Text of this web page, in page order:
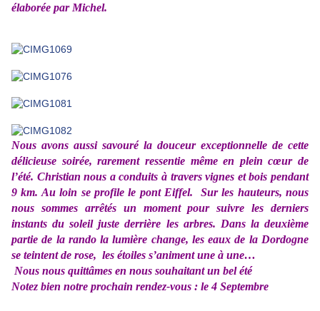
élaborée par Michel.
Nous avons aussi savouré la douceur exceptionnelle de cette
délicieuse soirée, rarement ressentie même en plein cœur de
l’été. Christian nous a conduits à travers vignes et bois pendant
9 km. Au loin se profile le pont Eiffel.
Sur les hauteurs, nous
nous sommes arrêtés un moment pour suivre les derniers
instants du soleil juste derrière les arbres. Dans la deuxième
partie de la rando la lumière change, les eaux de la Dordogne
se teintent de rose, les étoiles s’animent une à une…
Nous nous quittâmes en nous souhaitant un bel été
Notez bien notre prochain rendez-vous : le 4 Septembre